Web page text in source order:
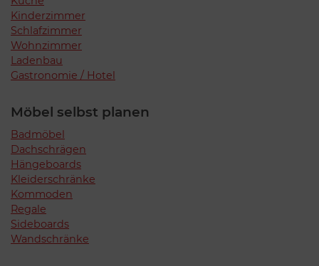
Kinderzimmer
Schlafzimmer
Wohnzimmer
Ladenbau
Gastronomie / Hotel
Möbel selbst planen
Badmöbel
Dachschrägen
Hängeboards
Kleiderschränke
Kommoden
Regale
Sideboards
Wandschränke